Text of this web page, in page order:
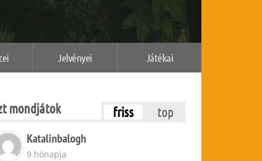
Jelvényei Játékai
mondjátok friss
top
Katalinbalogh
9 hónapja